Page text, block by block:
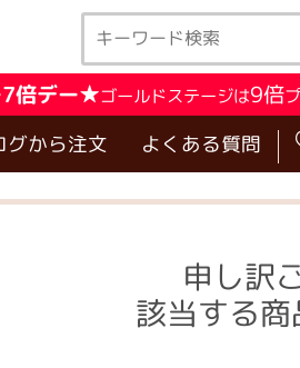
7倍デー★ゴールドステージは9倍
グから注文 よくある質問
申し訳
該当する